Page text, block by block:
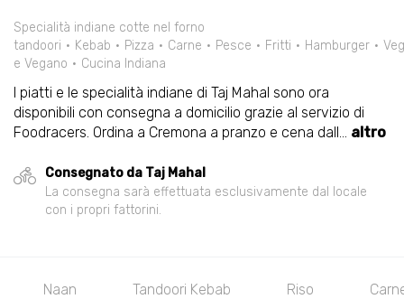
Specialità indiane cotte nel forno
tandoori
Kebab Pizza Carne Pesce Fritti Hamburger
e Vegano
Cucina Indiana
I piatti e le specialità indiane di Taj Mahal sono ora
disponibili con consegna a domicilio grazie al servizio di
Foodracers. Ordina a Cremona a pranzo e cena dall... altro
Consegnato da Taj Mahal
La consegna sarà effettuata esclusivamente dal locale
con i propri fattorini.
Naan Tandoori Kebab Riso